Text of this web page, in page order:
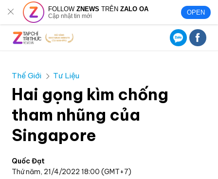
FOLLOWZNEWS TRÊNZALO OA
Cập nhật tin mới OPEN
Thế Giới Tư Liệu
Hai gọng kìm chống
tham nhũng của
Singapore
Quốc Đạt
Thứ năm, 21/4/2022 18:00 (GMT+7)